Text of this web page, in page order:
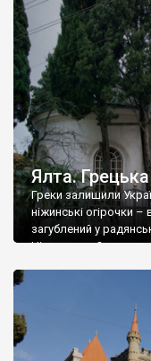
Ялта.
Греки залишили
ніжинські огірочки –
загублений у
Ніжин греки?